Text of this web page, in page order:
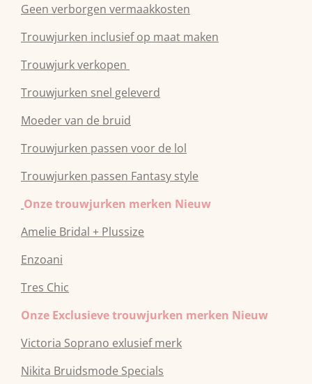
Geen verborgen vermaakkosten
Trouwjurken inclusief op maat maken
Trouwjurk verkopen
Trouwjurken snel geleverd
Moeder van de bruid
Trouwjurken passen voor de lol
Trouwjurken passen Fantasy style
Onze trouwjurken merken Nieuw
Amelie Bridal + Plussize
Enzoani
Tres Chic
Onze Exclusieve trouwjurken merken Nieuw
Victoria Soprano exlusief merk
Nikita Bruidsmode Specials